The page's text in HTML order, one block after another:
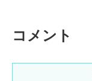
コメント